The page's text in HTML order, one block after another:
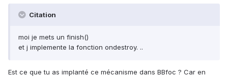
Citation
moi je mets un finish()
et j implemente la fonction ondestroy. ..
Est ce que tu as implanté ce mécanisme dans BBfoc ? Car en